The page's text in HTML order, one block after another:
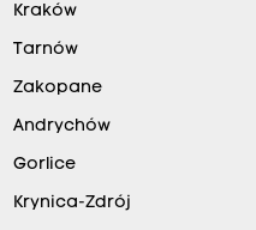
Kraków
Tarnów
Zakopane
Andrychów
Gorlice
Krynica-Zdrój